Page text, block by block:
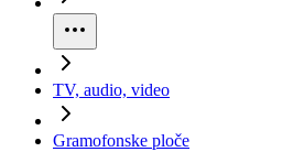
TV, audio, video
Gramofonske ploče